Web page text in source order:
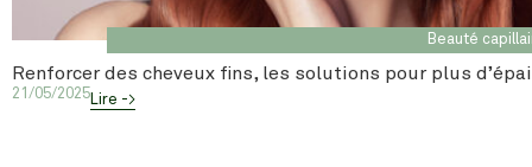
Beauté
Renforcer des cheveux fins, les solutions pour plus
21/05/2025Lire ->